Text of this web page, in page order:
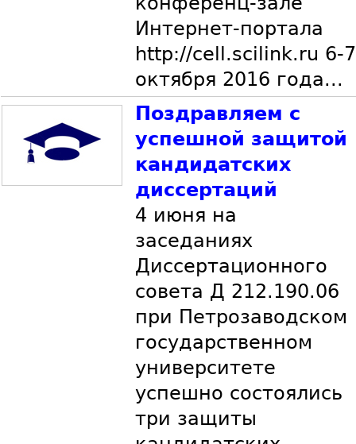
Интернет-портала
http://cell.scilink.ru 6-7
октября 2016 года...
Поздравляем с
успешной защитой
кандидатских
диссертаций
4 июня на
заседаниях
Диссертационного
совета Д 212.190.06
при Петрозаводском
государственном
университете
успешно состоялись
три защиты